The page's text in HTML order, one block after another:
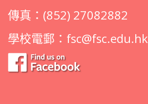
傳真：(852) 27082882
學校電郵： fsc@fsc.edu.hk